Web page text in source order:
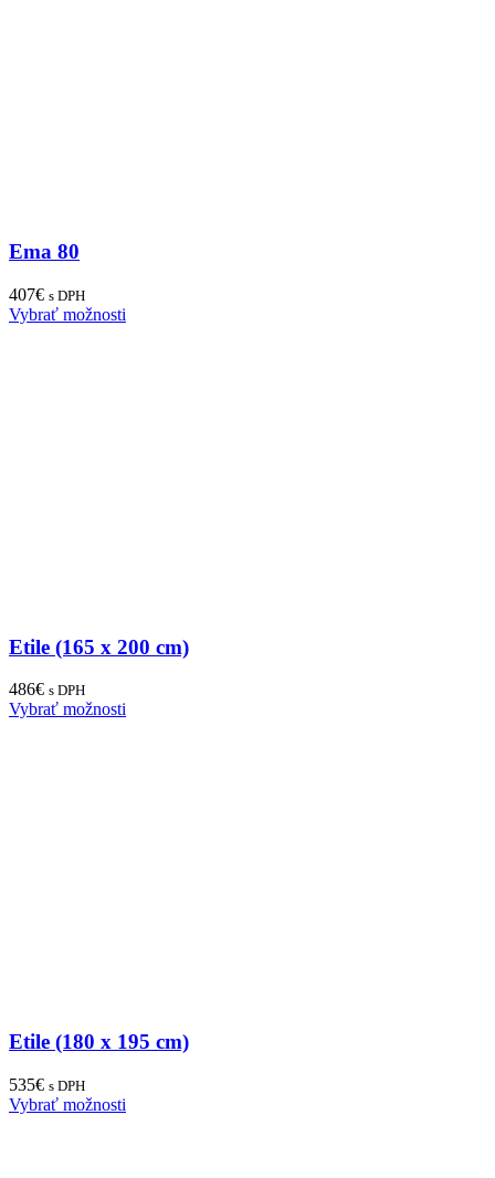
Ema 80
407€ s DPH
Vybrať možnosti
Etile (165 x 200 cm)
486€ s DPH
Vybrať možnosti
Etile (180 x 195 cm)
535€ s DPH
Vybrať možnosti